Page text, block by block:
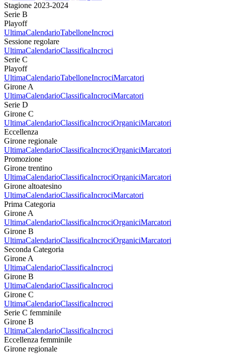
Stagione 2023-2024
Serie B
Playoff
UltimaCalendarioTabelloneIncroci
Sessione regolare
UltimaCalendarioClassificaIncroci
Serie C
Playoff
UltimaCalendarioTabelloneIncrociMarcatori
Girone A
UltimaCalendarioClassificaIncrociMarcatori
Serie D
Girone C
UltimaCalendarioClassificaIncrociOrganiciMarcatori
Eccellenza
Girone regionale
UltimaCalendarioClassificaIncrociOrganiciMarcatori
Promozione
Girone trentino
UltimaCalendarioClassificaIncrociOrganiciMarcatori
Girone altoatesino
UltimaCalendarioClassificaIncrociMarcatori
Prima Categoria
Girone A
UltimaCalendarioClassificaIncrociOrganiciMarcatori
Girone B
UltimaCalendarioClassificaIncrociOrganiciMarcatori
Seconda Categoria
Girone A
UltimaCalendarioClassificaIncroci
Girone B
UltimaCalendarioClassificaIncroci
Girone C
UltimaCalendarioClassificaIncroci
Serie C femminile
Girone B
UltimaCalendarioClassificaIncroci
Eccellenza femminile
Girone regionale